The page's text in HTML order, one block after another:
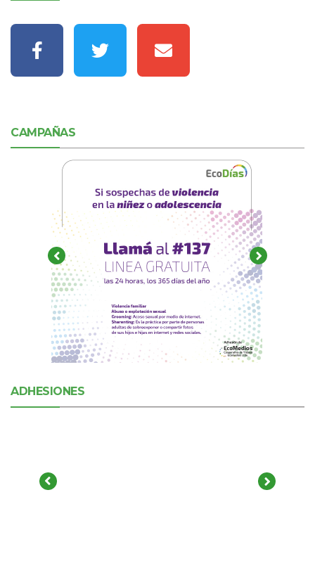
CAMPAÑAS
ADHESIONES